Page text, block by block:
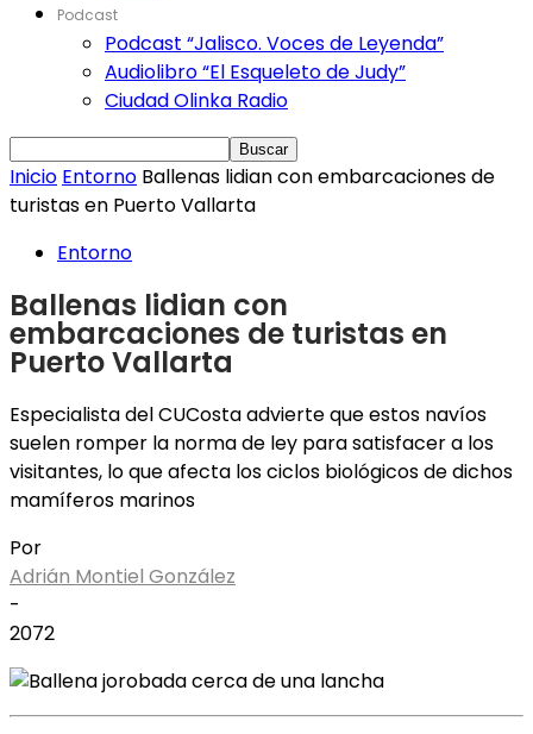
Podcast
Podcast “Jalisco. Voces de Leyenda”
Audiolibro “El Esqueleto de Judy”
Ciudad Olinka Radio
Inicio Entorno Ballenas lidian con embarcaciones de
turistas en Puerto Vallarta
Entorno
Ballenas lidian con
embarcaciones de turistas en
Puerto Vallarta
Especialista del CUCosta advierte que estos navíos
suelen romper la norma de ley para satisfacer a los
visitantes, lo que afecta los ciclos biológicos de dichos
mamíferos marinos
Por
Adrián Montiel González
-
2072